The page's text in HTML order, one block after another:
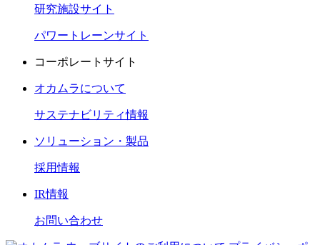
研究施設サイト
パワートレーンサイト
コーポレートサイト
オカムラについて
サステナビリティ情報
ソリューション・製品
採用情報
IR情報
お問い合わせ